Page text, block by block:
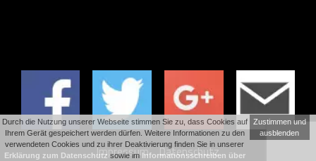
Impressum Datenschutz
Durch die Nutzung unserer Webseite stimmen Sie zu, dass Cookies auf
Ihrem Gerät gespeichert werden dürfen. Weitere Informationen zu den
verwendeten Cookies und zu ihrer Deaktivierung finden Sie in unserer
Erklärung zum Datenschutz sowie imInformationsschreiben über
Zustimmen und
ausblenden